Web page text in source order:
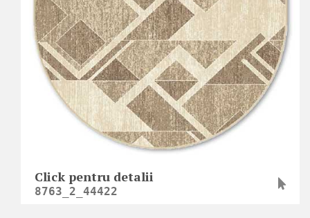
Click pentru detalii
8763_2_44422